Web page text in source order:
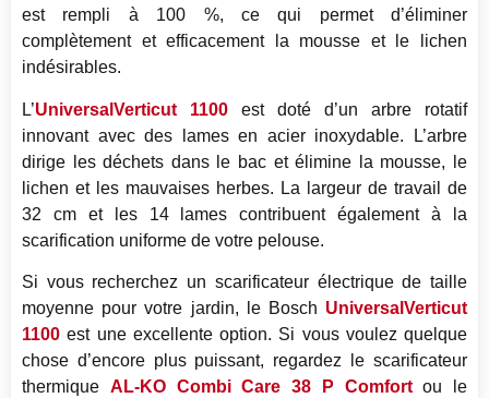
est rempli à 100 %, ce qui permet d’éliminer
complètement et efficacement la mousse et le lichen
indésirables.
L’UniversalVerticut 1100 est doté d’un arbre rotatif
innovant avec des lames en acier inoxydable. L’arbre
dirige les déchets dans le bac et élimine la mousse, le
lichen et les mauvaises herbes. La largeur de travail de
32 cm et les 14 lames contribuent également à la
scarification uniforme de votre pelouse.
Si vous recherchez un scarificateur électrique de taille
moyenne pour votre jardin, le Bosch UniversalVerticut
1100 est une excellente option. Si vous voulez quelque
chose d’encore plus puissant, regardez le scarificateur
thermique AL-KO Combi Care 38 P Comfortou le